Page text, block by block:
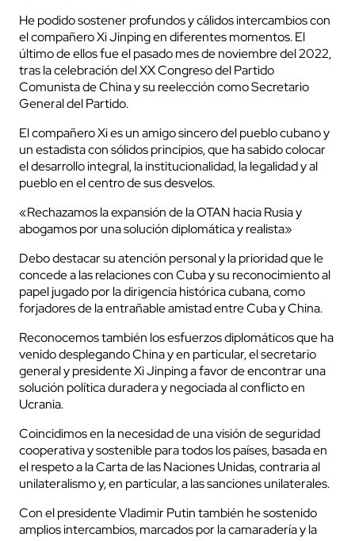
He podido sostener profundos y cálidos intercambios con
el compañero Xi Jinping en diferentes momentos. El
último de ellos fue el pasado mes de noviembre del 2022,
tras la celebración del XX Congreso del Partido
Comunista de China y su reelección como Secretario
General del Partido.
El compañero Xi es un amigo sincero del pueblo cubano y
un estadista con sólidos principios, que ha sabido colocar
el desarrollo integral, la institucionalidad, la legalidad y al
pueblo en el centro de sus desvelos.
«Rechazamos la expansión de la OTAN hacia Rusia y
abogamos por una solución diplomática y realista»
Debo destacar su atención personal y la prioridad que le
concede a las relaciones con Cuba y su reconocimiento al
papel jugado por la dirigencia histórica cubana, como
forjadores de la entrañable amistad entre Cuba y China.
Reconocemos también los esfuerzos diplomáticos que ha
venido desplegando China y en particular, el secretario
general y presidente Xi Jinping a favor de encontrar una
solución política duradera y negociada al conflicto en
Ucrania.
Coincidimos en la necesidad de una visión de seguridad
cooperativa y sostenible para todos los países, basada en
el respeto a la Carta de las Naciones Unidas, contraria al
unilateralismo y, en particular, a las sanciones unilaterales.
Con el presidente Vladimir Putin también he sostenido
amplios intercambios, marcados por la camaradería y la